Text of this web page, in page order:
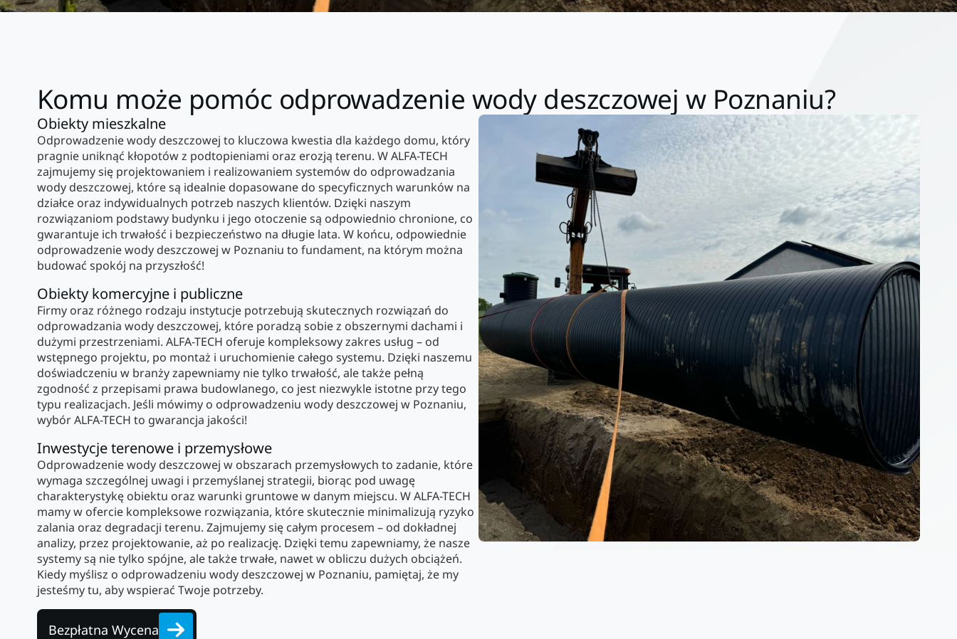
Komu może pomóc odprowadzenie wody deszczowej w Poznaniu?
Obiekty mieszkalne
Odprowadzenie wody deszczowej to kluczowa kwestia dla każdego domu, który
pragnie uniknąć kłopotów z podtopieniami oraz erozją terenu. W ALFA-TECH
zajmujemy się projektowaniem i realizowaniem systemów do odprowadzania
wody deszczowej, które są idealnie dopasowane do specyficznych warunków na
działce oraz indywidualnych potrzeb naszych klientów. Dzięki naszym
rozwiązaniom podstawy budynku i jego otoczenie są odpowiednio chronione, co
gwarantuje ich trwałość i bezpieczeństwo na długie lata. W końcu, odpowiednie
odprowadzenie wody deszczowej w Poznaniu to fundament, na którym można
budować spokój na przyszłość!
Obiekty komercyjne i publiczne
Firmy oraz różnego rodzaju instytucje potrzebują skutecznych rozwiązań do
odprowadzania wody deszczowej, które poradzą sobie z obszernymi dachami i
dużymi przestrzeniami. ALFA-TECH oferuje kompleksowy zakres usług – od
wstępnego projektu, po montaż i uruchomienie całego systemu. Dzięki naszemu
doświadczeniu w branży zapewniamy nie tylko trwałość, ale także pełną
zgodność z przepisami prawa budowlanego, co jest niezwykle istotne przy tego
typu realizacjach. Jeśli mówimy o odprowadzeniu wody deszczowej w Poznaniu,
wybór ALFA-TECH to gwarancja jakości!
Inwestycje terenowe i przemysłowe
Odprowadzenie wody deszczowej w obszarach przemysłowych to zadanie, które
wymaga szczególnej uwagi i przemyślanej strategii, biorąc pod uwagę
charakterystykę obiektu oraz warunki gruntowe w danym miejscu. W ALFA-TECH
mamy w ofercie kompleksowe rozwiązania, które skutecznie minimalizują ryzyko
zalania oraz degradacji terenu. Zajmujemy się całym procesem – od dokładnej
analizy, przez projektowanie, aż po realizację. Dzięki temu zapewniamy, że nasze
systemy są nie tylko spójne, ale także trwałe, nawet w obliczu dużych obciążeń.
Kiedy myślisz o odprowadzeniu wody deszczowej w Poznaniu, pamiętaj, że my
jesteśmy tu, aby wspierać Twoje potrzeby.
Bezpłatna Wycena